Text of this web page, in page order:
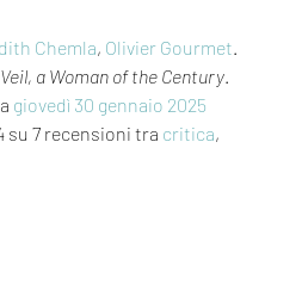
Chemla, Olivier Gourmet
a Woman of the Century.
giovedì 30 gennaio 2025
su 7 recensioni tra critica,